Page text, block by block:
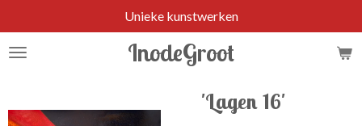
direct
naar
InodeGroot
Unieke kunstwerken
'Lagen 16'